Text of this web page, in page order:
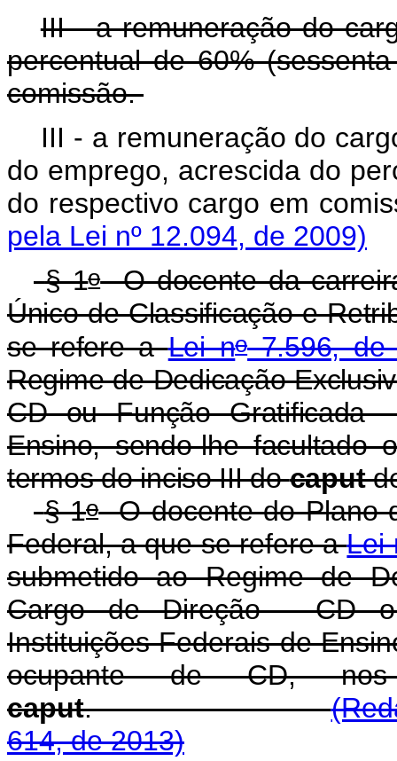
III - a remuneração do
percentual de 60%
comissão.
III - a remuneração do
do emprego, acrescida do
do respectivo
pela Lei nº 12.094, de 2009)
§ 1oO docente da
Único de Classificação e
se refere aLei no7.596, de
Regime de Dedicação
CD ou Função Gratificada
Ensino, sendo-lhe facultado
termos do inciso III docaput
§ 1oO docente do Plano
Federal, a que se refere aLei
submetido ao Regime de
Cargo de Direção - CD
Instituições Federais de
ocupante de CD,
caput.
614, de 2013)